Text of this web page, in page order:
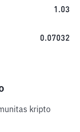
1.03
0.07032
kripto